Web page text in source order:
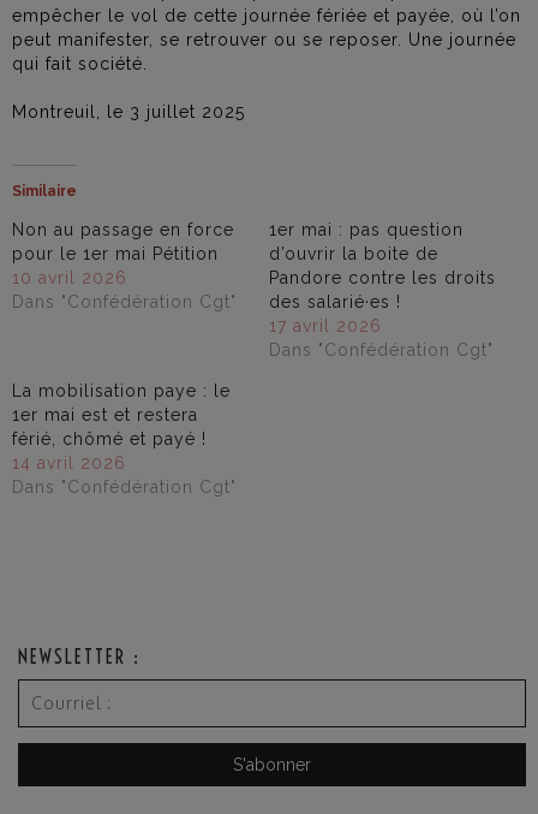
empêcher le vol de cette journée fériée et payée, où l’on
peut manifester, se retrouver ou se reposer. Une journée
qui fait société.
Montreuil, le 3 juillet 2025
Similaire
Non au passage en force
pour le 1er mai Pétition
10 avril 2026
Dans "Confédération Cgt"
1er mai : pas question
d’ouvrir la boite de
Pandore contre les droits
des salarié·es !
17 avril 2026
Dans "Confédération Cgt"
La mobilisation paye : le
1er mai est et restera
férié, chômé et payé !
14 avril 2026
Dans "Confédération Cgt"
NEWSLETTER :